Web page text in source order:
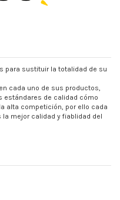
para sustituir la totalidad de su
cada uno de sus productos,
estándares de calidad cómo
alta competición, por ello cada
la mejor calidad y fiablidad del